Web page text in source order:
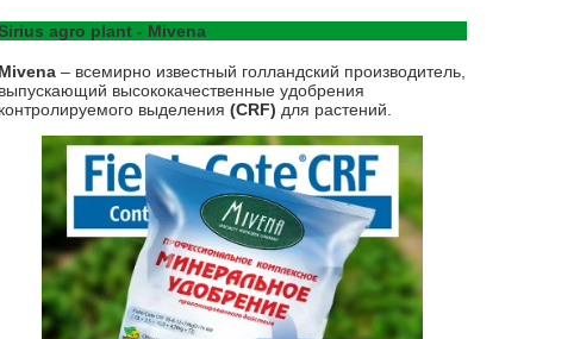
agro plant - Mivena
Mivena – всемирно известный голландский производитель,
выпускающий высококачественные удобрения
контролируемого выделения (CRF) для растений.